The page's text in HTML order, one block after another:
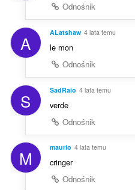
Odnośnik
A ALatshaw 4 lata temu
le mon
Odnośnik
S SadRaio 4 lata temu
verde
Odnośnik
M maurio 4 lata temu
cringer
Odnośnik